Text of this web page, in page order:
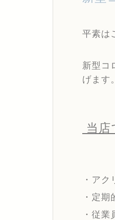
平素は
新型コ
げます。
当店
・アク
・定
・従業